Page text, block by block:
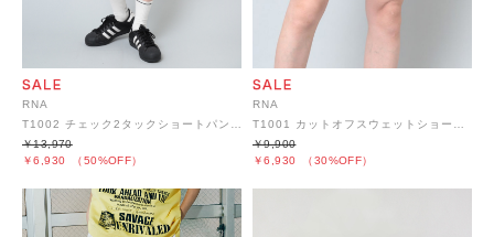
RNA
T1002 チェック2タックショートパンツ
￥6,930 （50%OFF）
￥13,970
RNA
T1001 カットオフスウェットショートパンツ
￥6,930 （30%OFF）
￥9,900